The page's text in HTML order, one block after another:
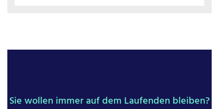
Sie wollen immer auf dem Laufenden bleiben?